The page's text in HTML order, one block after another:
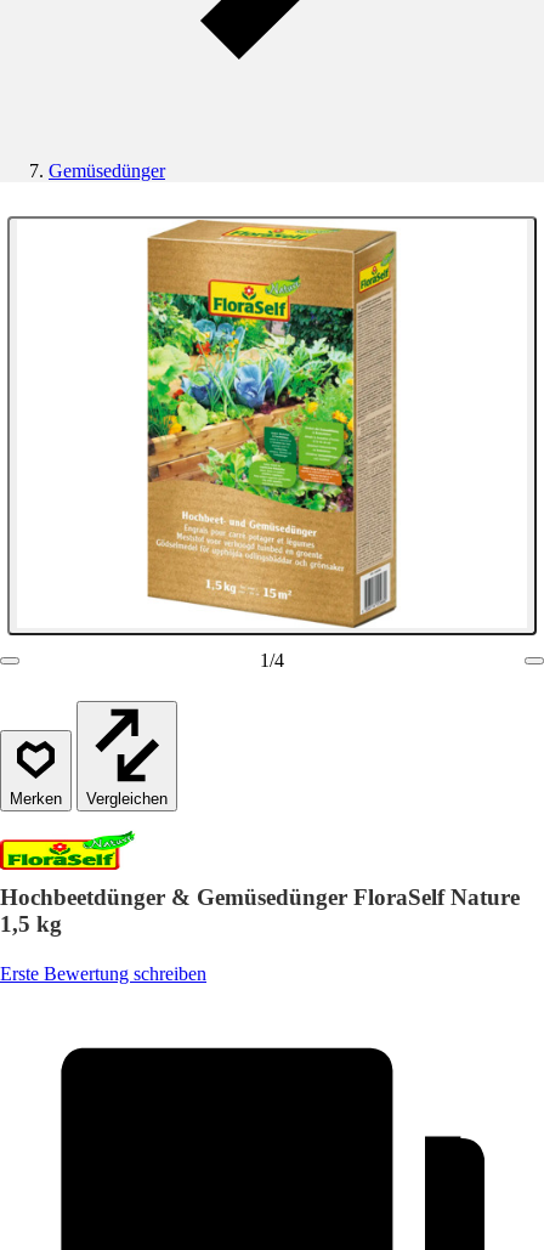
Gemüsedünger
1/4
Vergleichen
Hochbeetdünger & Gemüsedünger FloraSelf Nature
1,5 kg
Erste Bewertung schreiben